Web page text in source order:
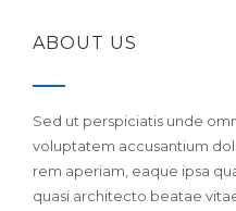
ABOUT US
Sed ut perspiciatis unde
voluptatem accusantium
rem aperiam, eaque ipsa
quasi architecto beatae